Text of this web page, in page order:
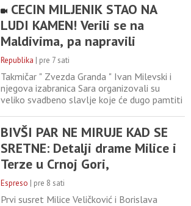
je Milica sad, nakon haosa, objavila sa kim
provodi vreme na plaži. Milica je sliku
podelila na Instagramu, a komentarima se
ne vidi
CECIN MILJENIK STAO NA
LUDI KAMEN! Verili se na
Maldivima, pa napravili
VENČANJE IZ BAJKE!
Republika | pre 7 sati
Takmičar " Zvezda Granda " Ivan Milevski i
njegova izabranica Sara organizovali su
veliko svadbeno slavlje koje će dugo pamtiti
građanski brak sklopili još početkom godine,
odlučili su da veliko venčanje i proslavu
prirede tokom leta, a fotografije i snimci sa
veselja ubrzo su privukli pažnju na
društvenim
BIVŠI PAR NE MIRUJE KAD SE
SRETNE: Detalji drame Milice i
Terze u Crnoj Gori,
Veličkovićeva mu jasno poručila
ovo
Espreso | pre 8 sati
Prvi susret Milice Veličković i Borislava